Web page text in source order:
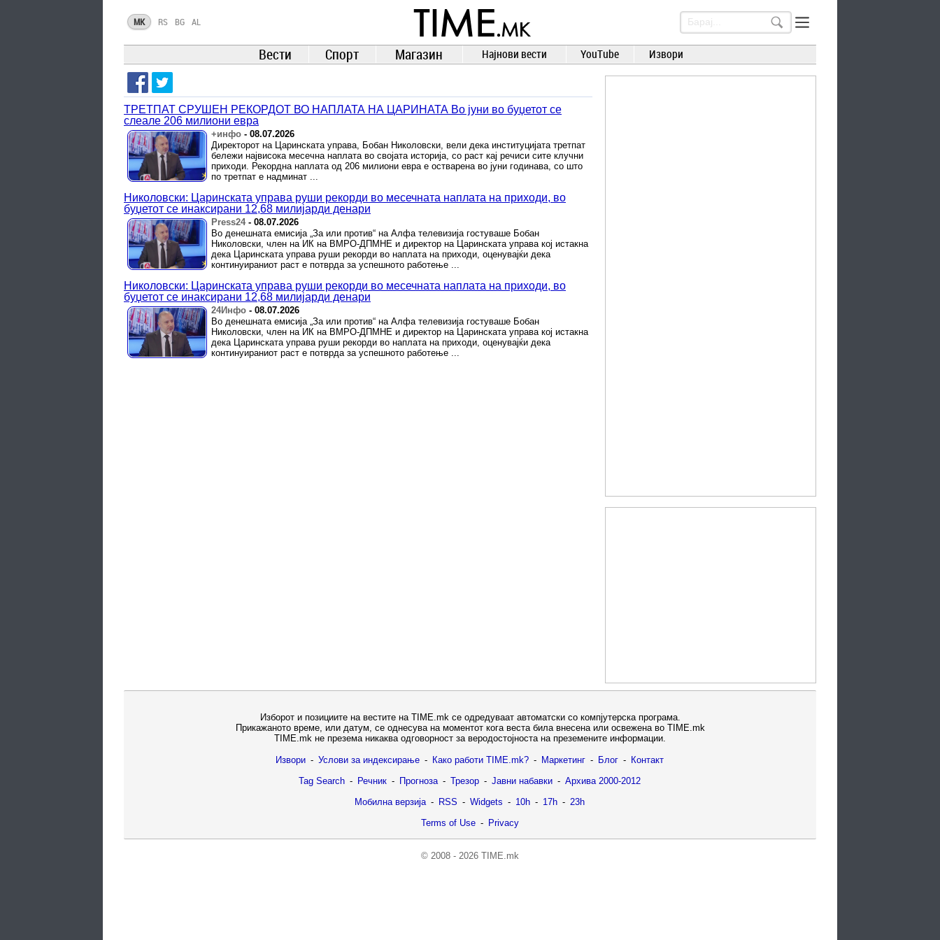
TIME.mk
ВЕСТИ
NEWS
MK RS BG AL
Вести Спорт Магазин Најнови вести YouTube Извори
TРЕТПАТ СРУШЕН РЕКОРДОТ ВО НАПЛАТА НА ЦАРИНАТА Во јуни во буџетот се
слеале 206 милиони евра
+инфо - 08.07.2026
Директорот на Царинската управа, Бобан Николовски, вели дека институцијата третпат
бележи највисока месечна наплата во својата историја, со раст кај речиси сите клучни
приходи. Рекордна наплата од 206 милиони евра е остварена во јуни годинава, со што
по третпат е надминат ...
Николовски: Царинската управа руши рекорди во месечната наплата на приходи, во
буџетот се инаксирани 12,68 милијарди денари
Press24- 08.07.2026
Во денешната емисија „За или против“ на Алфа телевизија гостуваше Бобан
Николовски, член на ИК на ВМРО-ДПМНЕ и директор на Царинската управа кој истакна
дека Царинската управа руши рекорди во наплата на приходи, оценувајќи дека
континуираниот раст е потврда за успешното работење ...
Николовски: Царинската управа руши рекорди во месечната наплата на приходи, во
буџетот се инаксирани 12,68 милијарди денари
24Инфо - 08.07.2026
Во денешната емисија „За или против“ на Алфа телевизија гостуваше Бобан
Николовски, член на ИК на ВМРО-ДПМНЕ и директор на Царинската управа кој истакна
дека Царинската управа руши рекорди во наплата на приходи, оценувајќи дека
континуираниот раст е потврда за успешното работење ...
Изборот и позициите на вестите на TIME.mk се одредуваат автоматски со компјутерска програма.
Прикажаното време, или датум, се однесува на моментот кога веста била внесена или освежена во TIME.mk
TIME.mk не презема никаква одговорност за веродостојноста на преземените информации.
Извори - Услови за индексирање - Како работи TIME.mk? - Маркетинг - Блог - Контакт
Tag Search - Речник - Прогноза - Трезор - Јавни набавки - Архива 2000-2012
Мобилна верзија - RSS - Widgets - 10h - 17h - 23h
Terms of Use - Privacy
© 2008 - 2026 TIME.mk